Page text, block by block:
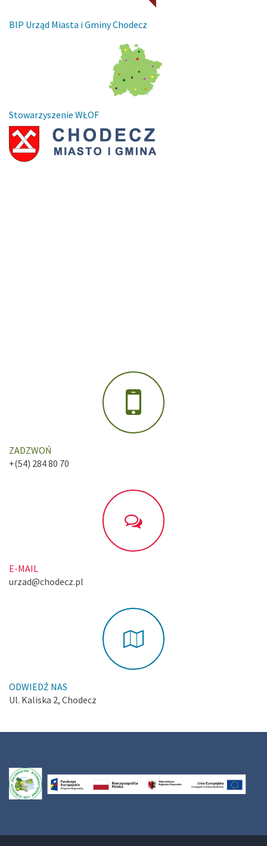
BIP Urząd Miasta i Gminy Chodecz
Stowarzyszenie WŁOF
ZADZWOŃ
+(54) 284 80 70
E-MAIL
urzad@chodecz.pl
ODWIEDŹ NAS
Ul. Kaliska 2, Chodecz